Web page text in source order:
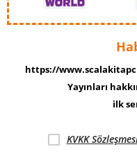
https://
Yayınları
ilk
KVKK